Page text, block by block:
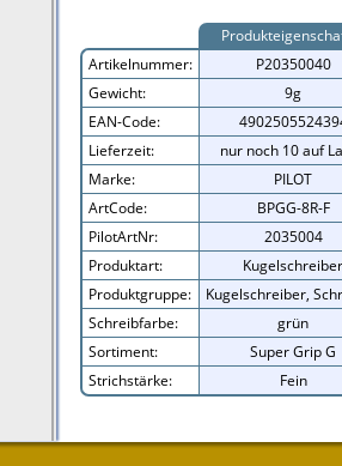
Artikelnummer:
P20350040
Gewicht:
9g
EAN-Code:
Lieferzeit:
nur noch 10 auf
Marke:
PILOT
ArtCode:
BPGG-8R-F
PilotArtNr:
2035004
Produktart:
Kugelschreiber
Produktgruppe:
Kugelschreiber,
Schreibfarbe:
grün
Sortiment:
Super Grip G
Strichstärke:
Fein